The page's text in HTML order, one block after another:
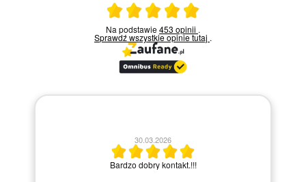
Ocena średnia 5 na 5
Na podstawie453 opinii .
Sprawdź wszystkie opinietutaj .
30.03.2026
Bardzo dobry kontakt.!!!